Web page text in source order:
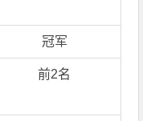
冠军
前2名